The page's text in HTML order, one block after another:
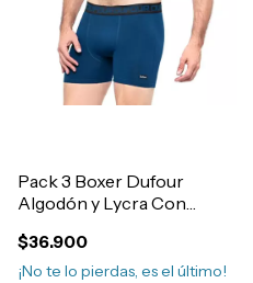
Pack 3 Boxer Dufour
Algodón y Lycra Con
Hombre Art.12058
$36.900
¡No te lo pierdas, es el último!